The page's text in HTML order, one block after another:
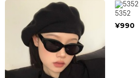
5352
¥990